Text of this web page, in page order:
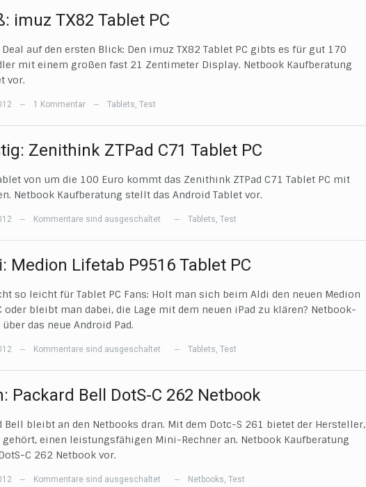
imuz TX82 Tablet PC
auf den ersten Blick: Den imuz TX82 Tablet PC gibts es für gut 170
mit einem großen fast 21 Zentimeter Display. Netbook Kaufberatung
vor.
— 1 Kommentar — Tablets, Test
Zenithink ZTPad C71 Tablet PC
von um die 100 Euro kommt das Zenithink ZTPad C71 Tablet PC mit
Netbook Kaufberatung stellt das Android Tablet vor.
— Kommentare sind ausgeschaltet — Tablets, Test
Medion Lifetab P9516 Tablet PC
so leicht für Tablet PC Fans: Holt man sich beim Aldi den neuen Medion
oder bleibt man dabei, die Lage mit dem neuen iPad zu klären? Netbook-
das neue Android Pad.
— Kommentare sind ausgeschaltet — Tablets, Test
Packard Bell DotS-C 262 Netbook
Bell bleibt an den Netbooks dran. Mit dem Dotc-S 261 bietet der Hersteller,
einen leistungsfähigen Mini-Rechner an. Netbook Kaufberatung
C 262 Netbook vor.
— Kommentare sind ausgeschaltet — Netbooks, Test